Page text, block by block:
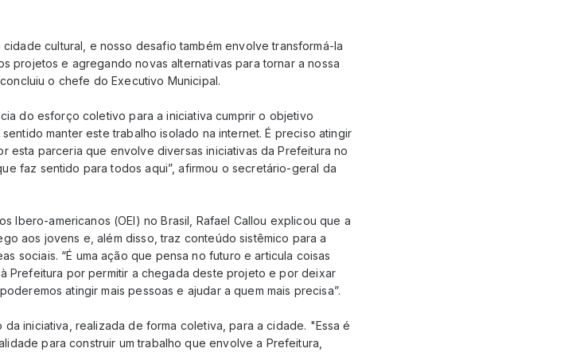
cultural, e nosso desafio também envolve transformá-la
projetos e agregando novas alternativas para tornar a nossa
o chefe do Executivo Municipal.
do esforço coletivo para a iniciativa cumprir o objetivo
manter este trabalho isolado na internet. É preciso atingir
esta parceria que envolve diversas iniciativas da Prefeitura no
faz sentido para todos aqui”, afirmou o secretário-geral da
Ibero-americanos (OEI) no Brasil, Rafael Callou explicou que a
aos jovens e, além disso, traz conteúdo sistêmico para a
sociais. “É uma ação que pensa no futuro e articula coisas
Prefeitura por permitir a chegada deste projeto e por deixar
atingir mais pessoas e ajudar a quem mais precisa”.
iniciativa, realizada de forma coletiva, para a cidade. "Essa é
para construir um trabalho que envolve a Prefeitura,